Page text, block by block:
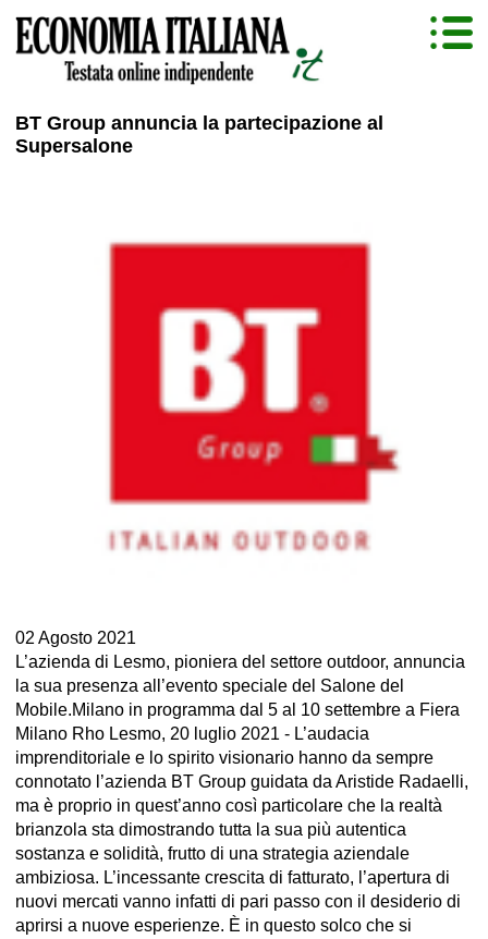
BT Group annuncia la partecipazione al
Supersalone
02 Agosto 2021
L’azienda di Lesmo, pioniera del settore outdoor, annuncia
la sua presenza all’evento speciale del Salone del
Mobile.Milano in programma dal 5 al 10 settembre a Fiera
Milano Rho Lesmo, 20 luglio 2021 - L’audacia
imprenditoriale e lo spirito visionario hanno da sempre
connotato l’azienda BT Group guidata da Aristide Radaelli,
ma è proprio in quest’anno così particolare che la realtà
brianzola sta dimostrando tutta la sua più autentica
sostanza e solidità, frutto di una strategia aziendale
ambiziosa. L’incessante crescita di fatturato, l’apertura di
nuovi mercati vanno infatti di pari passo con il desiderio di
aprirsi a nuove esperienze. È in questo solco che si